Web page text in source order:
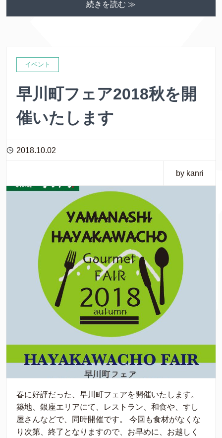
続きを読む ≫
イベント
早川町フェア2018秋を開
催いたします
2018.10.02
by kanri
春に好評だった、早川町フェアを開催いたします。
築地、銀座エリアにて、レストラン、和食や、すし
屋さんなどで、同時開催です。 今回も食材がなくな
り次第、終了となりますので、お早めに、お越しく